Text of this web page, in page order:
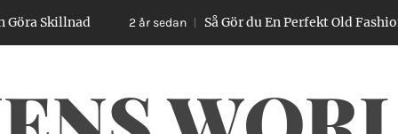
2 år sedan Så Gör du En Perfekt Old Fashioned –